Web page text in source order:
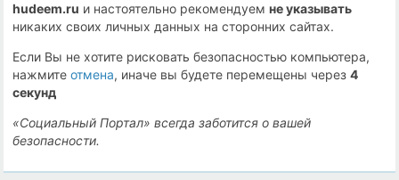
hudeem.ru и настоятельно рекомендуемне указывать
никаких своих личных данных на сторонних сайтах.
Если Вы не хотите рисковать безопасностью компьютера,
нажмитеотмена, иначе вы будете перемещены через4
секунд
«Социальный Портал» всегда заботится о вашей
безопасности.